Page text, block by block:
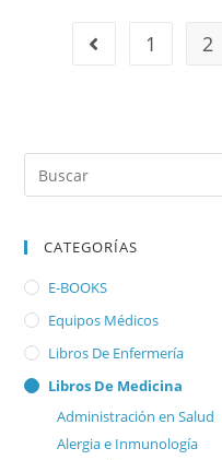
1 2
CATEGORÍAS
E-BOOKS
Equipos Médicos
Libros De Enfermería
Libros De Medicina
Administración en Salud
Alergia e Inmunología